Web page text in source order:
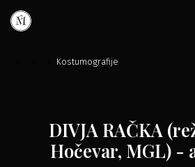
DIVJA RAČKA
Hočevar, MGL) -
Kostumografije